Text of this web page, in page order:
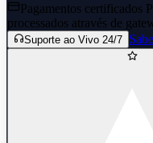
Pagamentos certificados
processados através de
Suporte ao Vivo 24/7